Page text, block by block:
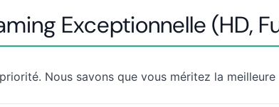
Exceptionnelle (HD,
Nous savons que vous méritez la